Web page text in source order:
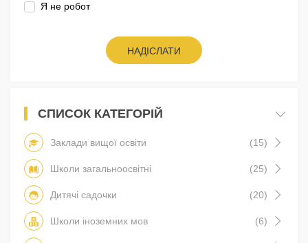
Я не робот
НАДІСЛАТИ
СПИСОК КАТЕГОРІЙ
Заклади вищої освіти (15)
Школи загальноосвітні (25)
Дитячі садочки (20)
Школи іноземних мов (6)